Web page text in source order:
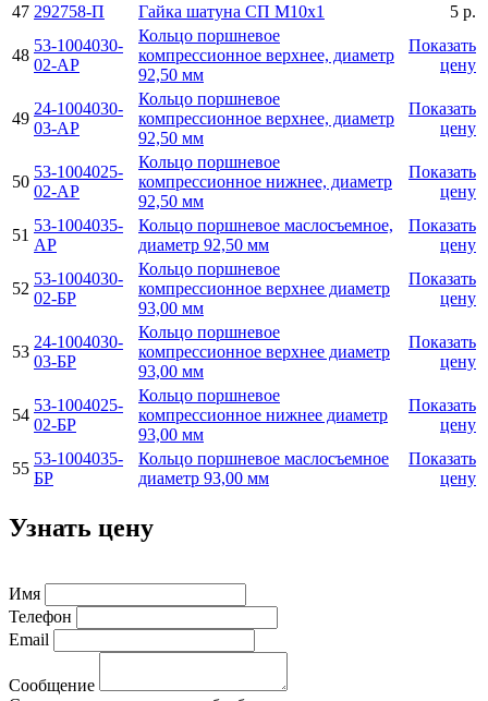
47 292758-П Гайка шатуна СП М10х1 5 р.
48
53-1004030-
02-AР
Кольцо поршневое
компрессионное верхнее, диаметр
92,50 мм
Показать
цену
49
24-1004030-
03-AР
Кольцо поршневое
компрессионное верхнее, диаметр
92,50 мм
Показать
цену
50
53-1004025-
02-AР
Кольцо поршневое
компрессионное нижнее, диаметр
92,50 мм
Показать
цену
51
53-1004035-
AР
Кольцо поршневое маслосъемное,
диаметр 92,50 мм
Показать
цену
52
53-1004030-
02-БР
Кольцо поршневое
компрессионное верхнее диаметр
93,00 мм
Показать
цену
53
24-1004030-
03-БР
Кольцо поршневое
компрессионное верхнее диаметр
93,00 мм
Показать
цену
54
53-1004025-
02-БР
Кольцо поршневое
компрессионное нижнее диаметр
93,00 мм
Показать
цену
55
53-1004035-
БР
Кольцо поршневое маслосъемное
диаметр 93,00 мм
Показать
цену
Узнать цену
Имя
Телефон
Email
Сообщение